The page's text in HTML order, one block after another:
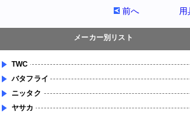
前へ
メーカー別リスト
TWC
バタフライ
ニッタク
ヤサカ